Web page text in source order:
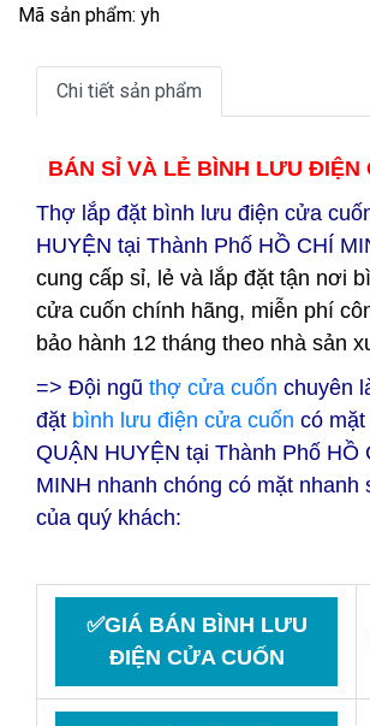
Mã sản phẩm: yh
Chi tiết sản phẩm
BÁN SỈ VÀ LẺ BÌNH LƯU ĐIỆN
Thợ lắp đặt bình lưu điện cửa
HUYỆN tại Thành Phố HỒ CHÍ
cung cấp sỉ, lẻ và lắp đặt tận nơi
cửa cuốn chính hãng, miễn phí
bảo hành 12 tháng theo nhà sản
=> Đội ngũ thợ cửa cuốn chuyên
đặt bình lưu điện cửa cuốn có mặt
QUẬN HUYỆN tại Thành Phố HỒ
MINH nhanh chóng có mặt nhanh
của quý khách:
✅GIÁ BÁN BÌNH LƯU
ĐIỆN CỬA CUỐN